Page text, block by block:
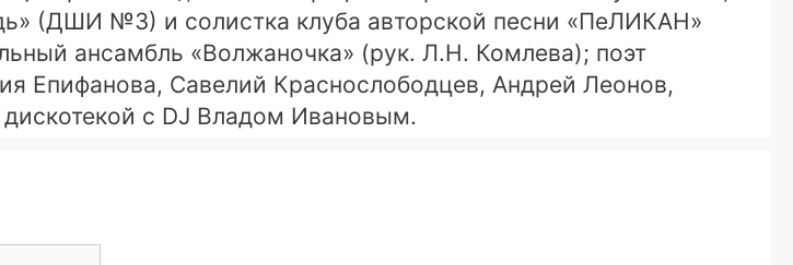
(ДШИ №3) и солистка клуба авторской песни «ПеЛИКАН»
ансамбль «Волжаночка» (рук. Л.Н. Комлева); поэт
Епифанова, Савелий Краснослободцев, Андрей Леонов,
с DJ Владом Ивановым.